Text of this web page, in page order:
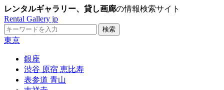
レンタルギャラリー、貸し画廊の情報検索サイト
Rental Gallery jp
東京
銀座
渋谷 原宿 恵比寿
表参道 青山